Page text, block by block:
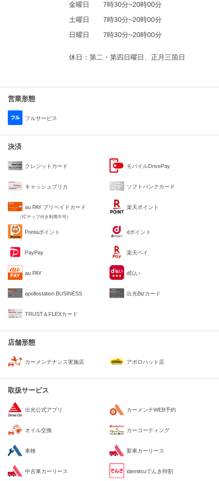
金曜日
7時30分~20時00分
土曜日
7時30分~20時00分
日曜日
7時30分~20時00分
休日：第二・第四日曜日、正月三箇日
営業形態
フルサービス
決済
クレジットカード モバイルDrivePay
キャッシュプリカ ソフトバンクカード
au PAY プリペイドカード
（ICチップ付き利用不可）
楽天ポイント
Pontaポイント dポイント
PayPay 楽天ペイ
au PAY d払い
apollostation BUSINESS 出光Bizカード
TRUST＆FLEXカード
店舗形態
カーメンテナンス実施店 アポロハット店
取扱サービス
出光公式アプリ カーメンテWEB予約
オイル交換 カーコーティング
車検 新車カーリース
中古車カーリース idemitsuでんき特割